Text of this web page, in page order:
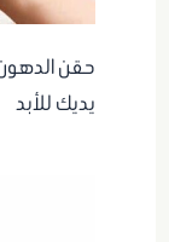
حقن الدهون
يديك للأبد